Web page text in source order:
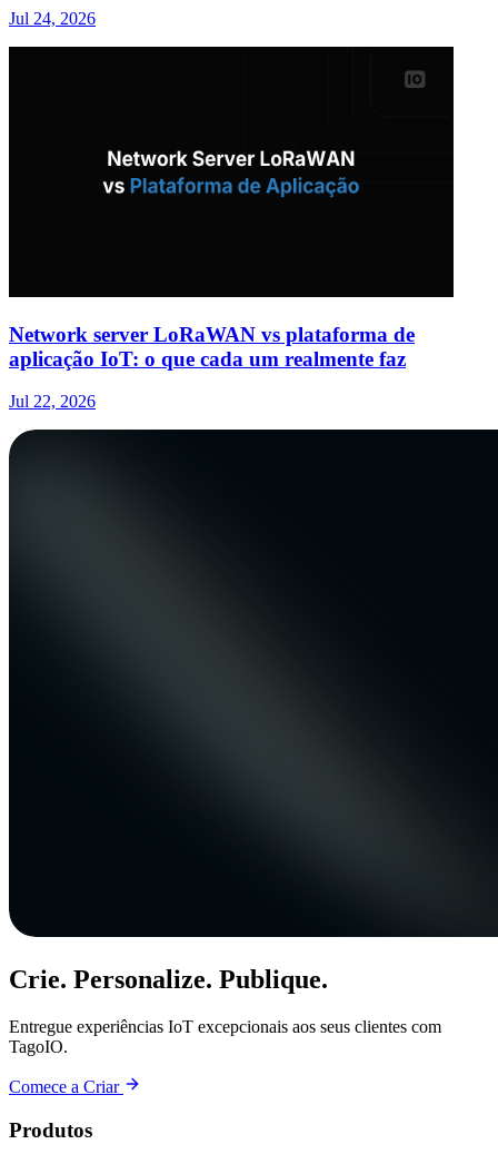
Jul 24, 2026
Network server LoRaWAN vs plataforma de
aplicação IoT: o que cada um realmente faz
Jul 22, 2026
Crie. Personalize. Publique.
Entregue experiências IoT excepcionais aos seus clientes com
TagoIO.
Comece a Criar
Produtos